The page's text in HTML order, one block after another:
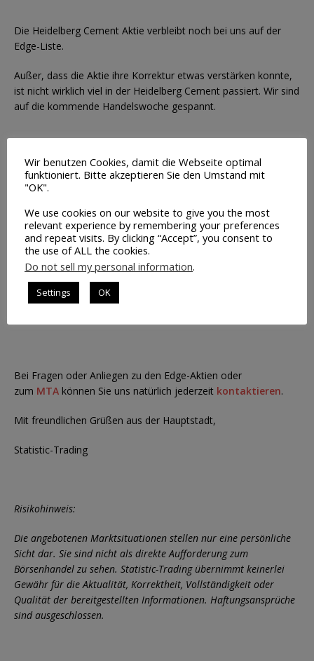
Die Heidelberg Cement Aktie verbleibt noch bei uns auf der
Edge-Liste.
Außer, dass die Aktie ihre Korrektur etwas verstärken konnte,
ist nicht wirklich viel in der Heidelberg Cement passiert. Wir sind
auf die kommende Handelswoche gespannt.
Leider haben wir für die kommende Handelswoche keine
neuen Edge-Aktien für Sie. Das passiert halt auch und man
muss auch lernen, in welchen Situationen die beste
Entscheidung ist auch einfach mal nichts zu tun und
abzuwarten.
Dies werden wir auch tun!
Wir haben noch einige Edge-Aktien offen die wir betreuen
müssen und wenn sich neue Situationen ergeben, erfahren Sie
Bei Fragen oder Anliegen zu den Edge-Aktien oder
zum MTA können Sie uns natürlich jederzeit kontaktieren.
Mit freundlichen Grüßen aus der Hauptstadt,
Statistic-Trading
Risikohinweis:
Die angebotenen Marktsituationen stellen nur eine persönliche
Sicht dar. Sie sind nicht als direkte Aufforderung zum
Börsenhandel zu sehen. Statistic-Trading übernimmt keinerlei
Gewähr für die Aktualität, Korrektheit, Vollständigkeit oder
Qualität der bereitgestellten Informationen. Haftungsansprüche
sind ausgeschlossen.
Wir benutzen Cookies, damit die Webseite optimal
funktioniert. Bitte akzeptieren Sie den Umstand mit
"OK".
We use cookies on our website to give you the most
relevant experience by remembering your preferences
and repeat visits. By clicking “Accept”, you consent to
the use of ALL the cookies.
Do not sell my personal information.
Settings OK